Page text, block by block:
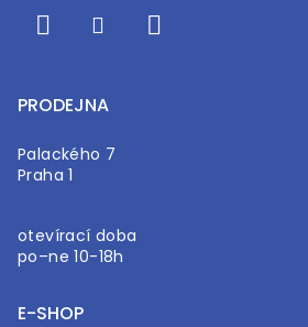
PRODEJNA
Palackého 7
Praha 1
otevírací doba
po–ne 10-18h
E-SHOP